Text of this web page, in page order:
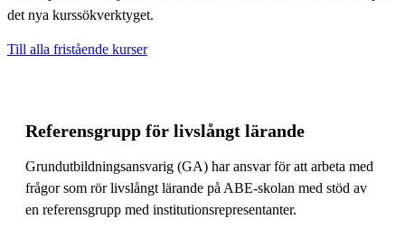
det nya kurssökverktyget.
Till alla fristående kurser
Referensgrupp för livslångt lärande
Grundutbildningsansvarig (GA) har ansvar för att arbeta med
frågor som rör livslångt lärande på ABE-skolan med stöd av
en referensgrupp med institutionsrepresentanter.